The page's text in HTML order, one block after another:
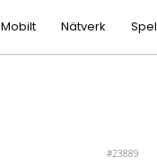
Mobilt Nätverk Spel
#23889